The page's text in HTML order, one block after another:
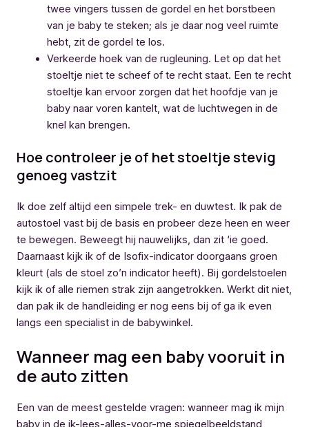
twee vingers tussen de gordel en het borstbeen
van je baby te steken; als je daar nog veel ruimte
hebt, zit de gordel te los.
Verkeerde hoek van de rugleuning. Let op dat het
stoeltje niet te scheef of te recht staat. Een te recht
stoeltje kan ervoor zorgen dat het hoofdje van je
baby naar voren kantelt, wat de luchtwegen in de
knel kan brengen.
Hoe controleer je of het stoeltje stevig
genoeg vastzit
Ik doe zelf altijd een simpele trek- en duwtest. Ik pak de
autostoel vast bij de basis en probeer deze heen en weer
te bewegen. Beweegt hij nauwelijks, dan zit ‘ie goed.
Daarnaast kijk ik of de Isofix-indicator doorgaans groen
kleurt (als de stoel zo’n indicator heeft). Bij gordelstoelen
kijk ik of alle riemen strak zijn aangetrokken. Werkt dit niet,
dan pak ik de handleiding er nog eens bij of ga ik even
langs een specialist in de babywinkel.
Wanneer mag een baby vooruit in
de auto zitten
Een van de meest gestelde vragen: wanneer mag ik mijn
baby in de ik-lees-alles-voor-me spiegelbeeldstand